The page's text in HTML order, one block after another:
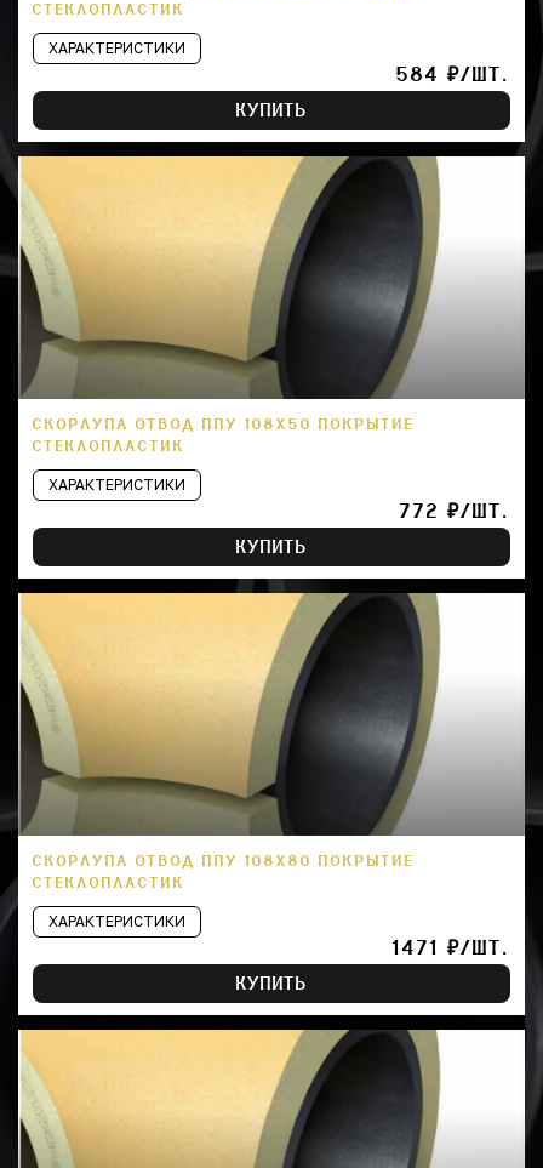
СТЕКЛОПЛАСТИК
ХАРАКТЕРИСТИКИ
584 ₽/ШТ.
КУПИТЬ
СКОРЛУПА ОТВОД ППУ 108Х50 ПОКРЫТИЕ
СТЕКЛОПЛАСТИК
ХАРАКТЕРИСТИКИ
772 ₽/ШТ.
КУПИТЬ
СКОРЛУПА ОТВОД ППУ 108Х80 ПОКРЫТИЕ
СТЕКЛОПЛАСТИК
ХАРАКТЕРИСТИКИ
1471 ₽/ШТ.
КУПИТЬ